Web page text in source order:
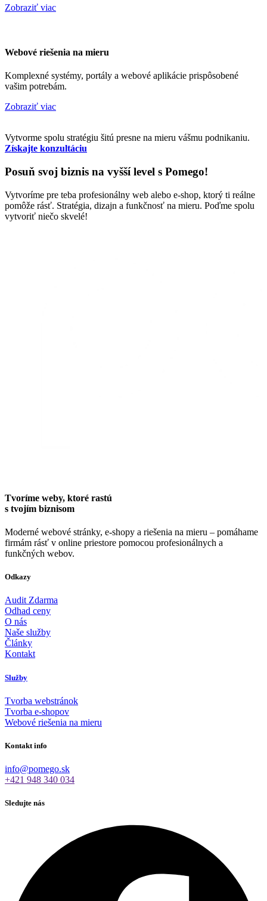
Zobraziť viac
Webové riešenia na mieru
Komplexné systémy, portály a webové aplikácie prispôsobené
vašim potrebám.
Zobraziť viac
Vytvorme spolu stratégiu šitú presne na mieru vášmu podnikaniu.
Získajte konzultáciu
Posuň svoj biznis na vyšší level s Pomego!
Vytvoríme pre teba profesionálny web alebo e-shop, ktorý ti reálne
pomôže rásť. Stratégia, dizajn a funkčnosť na mieru. Poďme spolu
vytvoriť niečo skvelé!
Tvoríme weby, ktoré rastú
s tvojím biznisom
Moderné webové stránky, e-shopy a riešenia na mieru – pomáhame
firmám rásť v online priestore pomocou profesionálnych a
funkčných webov.
Odkazy
Audit Zdarma
Odhad ceny
O nás
Naše služby
Články
Kontakt
Služby
Tvorba webstránok
Tvorba e-shopov
Webové riešenia na mieru
Kontakt info
info@pomego.sk
+421 948 340 034
Sledujte nás